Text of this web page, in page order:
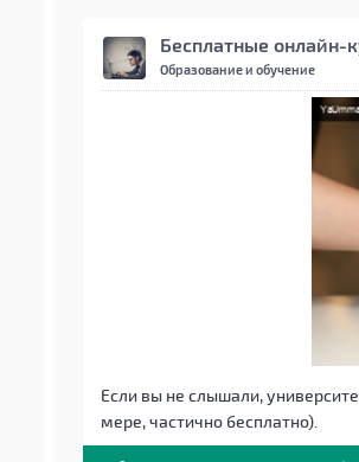
Бесплатные онлайн-
Образование и обучение
Если вы не слышали,
мере, частично бесплатно).